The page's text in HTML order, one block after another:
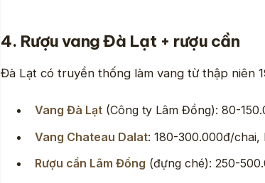
4. Rượu vang Đà Lạt + rượu cần
Đà Lạt có truyền thống làm vang từ thập niên
Vang Đà Lạt (Công ty Lâm Đồng): 80-
Vang Chateau Dalat: 180-300.000đ/chai,
Rượu cần Lâm Đồng (đựng ché): 250-